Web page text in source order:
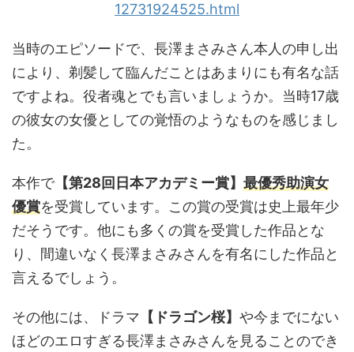
12731924525.html
当時のエピソードで、長澤まさみさん本人の申し出
により、剃髪して臨んだことはあまりにも有名な話
ですよね。役者魂とでも言いましょうか。当時17歳
の彼女の女優としての覚悟のようなものを感じまし
た。
本作で【第28回日本アカデミー賞】 最優秀助演女
優賞を受賞しています。この賞の受賞は史上最年少
だそうです。他にも多くの賞を受賞した作品とな
り、間違いなく長澤まさみさんを有名にした作品と
言えるでしょう。
その他には、ドラマ 【ドラゴン桜】 や今までにない
ほどのエロすぎる長澤まさみさんを見ることのでき